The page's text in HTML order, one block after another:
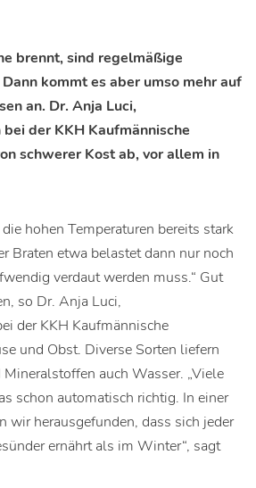
brennt, sind regelmäßige
kommt es aber umso mehr auf
an. Dr. Anja Luci,
der KKH Kaufmännische
schwerer Kost ab, vor allem in
hohen Temperaturen bereits stark
Braten etwa belastet dann nur noch
verdaut werden muss.“ Gut
so Dr. Anja Luci,
der KKH Kaufmännische
und Obst. Diverse Sorten liefern
auch Wasser. „Viele
schon automatisch richtig. In einer
wir herausgefunden, dass sich jeder
ernährt als im Winter“, sagt